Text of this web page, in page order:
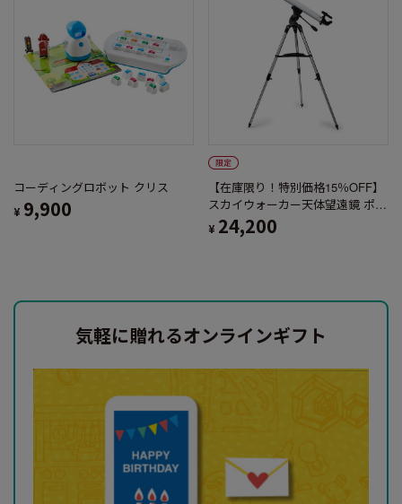
コーディングロボット クリス
¥ 9,900
【在庫限り！特別価格15％OFF】
スカイウォーカー天体望遠鏡 ポケ
ット図鑑付
¥ 24,200
気軽に贈れるオンラインギフト